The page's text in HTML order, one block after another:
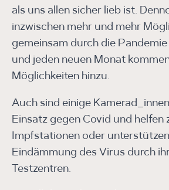
als uns allen sicher lieb ist.
inzwischen mehr und mehr
gemeinsam durch die
und jeden neuen Monat
Möglichkeiten hinzu.
Auch sind einige
Einsatz gegen Covid und helfen
Impfstationen oder
Eindämmung des Virus durch
Testzentren.